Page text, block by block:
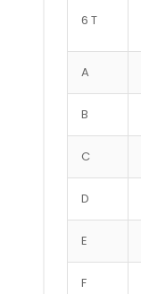
6 T
A
B
C
D
E
F